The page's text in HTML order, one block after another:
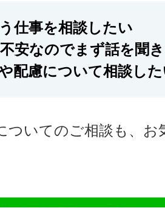
仕事を相談したい
安なのでまず話を聞
配慮について相談し
ついてのご相談も、お